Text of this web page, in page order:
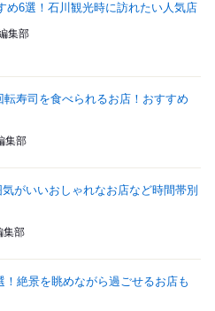
め6選！石川観光時に訪れたい人気店
集部
寿司を食べられるお店！おすすめ
集部
がいいおしゃれなお店など時間帯別
集部
！絶景を眺めながら過ごせるお店も